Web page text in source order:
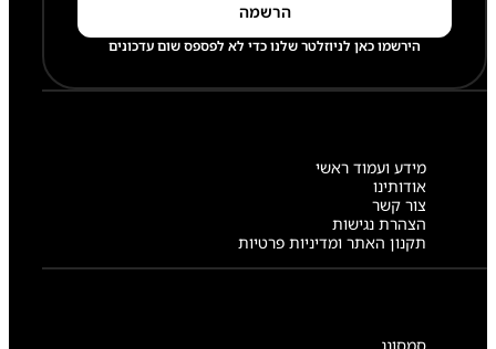
הירשמו כאן לניוזלטר שלנו כדי לא לפספס שום עדכונים
מידע ועמוד ראשי
אודותינו
צור קשר
הצהרת נגישות
תקנון האתר ומדיניות פרטיות